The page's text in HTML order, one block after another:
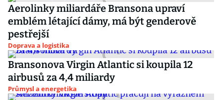
Aerolinky miliardáře Bransona upraví
emblém létající dámy, má být genderově
pestřejší
Doprava a logistika
Bransonova Virgin Atlantic si koupila 12
airbusů za 4,4 miliardy
Průmysl a energetika